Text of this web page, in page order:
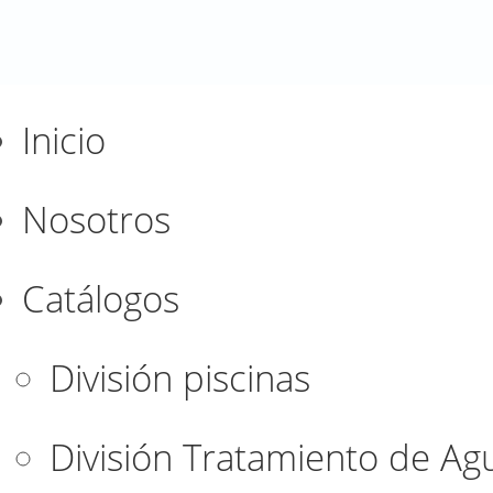
Inicio
Nosotros
Catálogos
División piscinas
División Tratamiento de